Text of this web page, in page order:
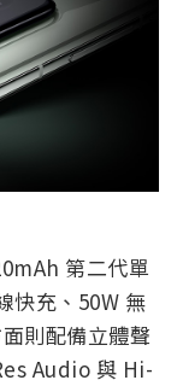
第二代單
快充、50W 無
則配備立體聲
Audio 與 Hi-